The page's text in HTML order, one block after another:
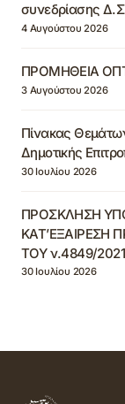
συνεδρίασης
4 Αυγούστου 2026
ΠΡΟΜΗΘΕΙΑ
3 Αυγούστου 2026
Πίνακας
Δημοτικής
30 Ιουλίου 2026
ΠΡΟΣΚΛΗΣΗ
ΚΑΤ’ΕΞΑΙΡΕΣΗ
ΤΟΥ ν.4849/
30 Ιουλίου 2026